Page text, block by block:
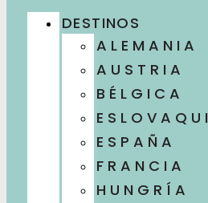
DESTINOS
ALEMANIA
AUSTRIA
BÉLGICA
ESPAÑA
FRANCIA
HUNGRÍA